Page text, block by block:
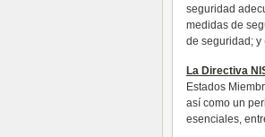
seguridad
medidas de
de seguridad; y
La Directiva
Estados
así como un
esenciales,